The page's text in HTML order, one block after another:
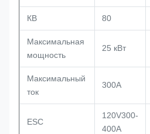
КВ 80
Максимальная
мощность
25 кВт
Максимальный
ток
300А
ESC
120V300-
400A